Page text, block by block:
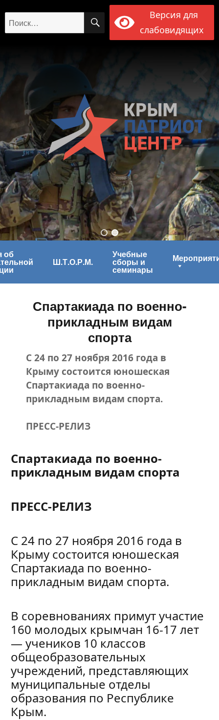
Искать: ПОИСК
Версия для
слабовидящих
об
Ш.Т.О.Р.М.
Учебные
сборы и
семинары
Спартакиада по военно-
прикладным видам
спорта
С 24 по 27 ноября 2016 года в
Крыму состоится юношеская
Спартакиада по военно-
прикладным видам спорта.
ПРЕСС-РЕЛИЗ
Спартакиада по военно-
прикладным видам спорта
ПРЕСС-РЕЛИЗ
С 24 по 27 ноября 2016 года в
Крыму состоится юношеская
Спартакиада по военно-
прикладным видам спорта.
В соревнованиях примут участие
160 молодых крымчан 16-17 лет
— учеников 10 классов
общеобразовательных
учреждений, представляющих
муниципальные отделы
образования по Республике
Крым.